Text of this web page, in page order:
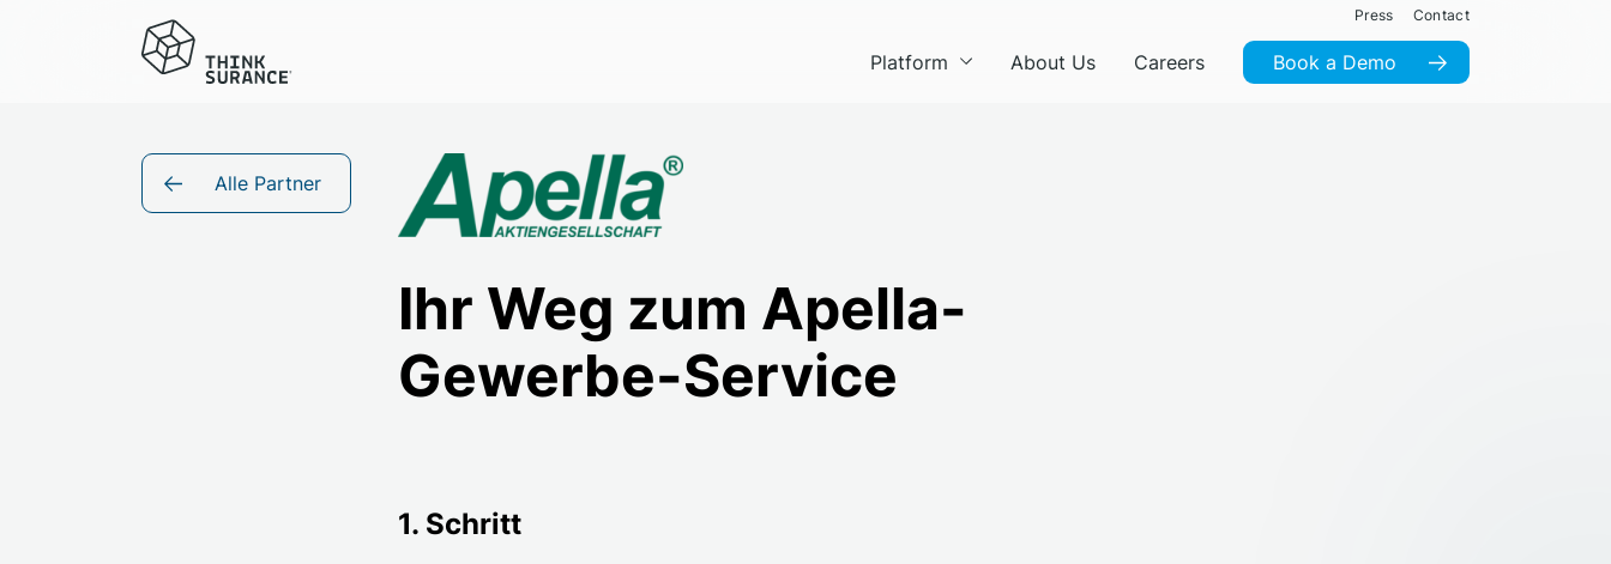
Press Contact
Platform About Us Careers Book a Demo
Alle Partner
Ihr Weg zum Apella-
Gewerbe-Service
1. Schritt